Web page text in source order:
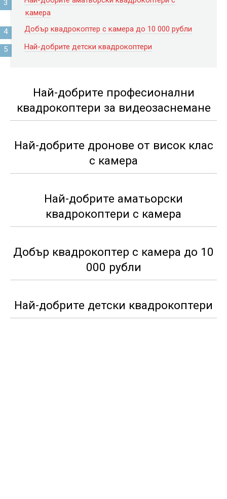
камера
Добър квадрокоптер с камера до 10 000 рубли
Най-добрите детски квадрокоптери
Най-добрите професионални
квадрокоптери за видеозаснемане
Най-добрите дронове от висок клас
с камера
Най-добрите аматьорски
квадрокоптери с камера
Добър квадрокоптер с камера до 10
000 рубли
Най-добрите детски квадрокоптери